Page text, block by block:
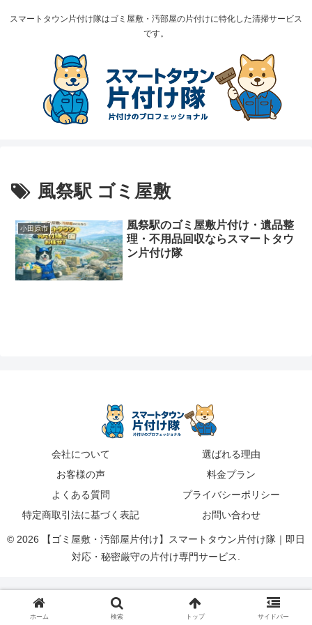
スマートタウン片付け隊はゴミ屋敷・汚部屋の片付けに特化した清掃サービス
です。
風祭駅 ゴミ屋敷
小田原市
風祭駅のゴミ屋敷片付け・遺品整
理・不用品回収ならスマートタウ
ン片付け隊
会社について
選ばれる理由
お客様の声
料金プラン
よくある質問
プライバシーポリシー
特定商取引法に基づく表記
お問い合わせ
© 2026 【ゴミ屋敷・汚部屋片付け】スマートタウン片付け隊｜即日
対応・秘密厳守の片付け専門サービス.
ホーム 検索 トップ サイドバー